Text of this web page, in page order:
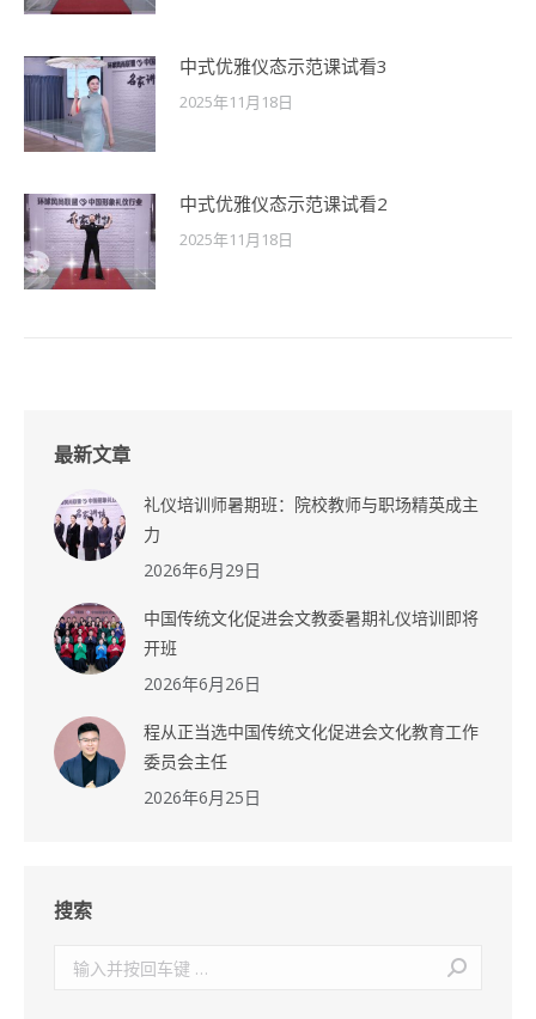
中式优雅仪态示范课试看3
2025年11月18日
中式优雅仪态示范课试看2
2025年11月18日
最新文章
礼仪培训师暑期班：院校教师与职场精英成主
力
2026年6月29日
中国传统文化促进会文教委暑期礼仪培训即将
开班
2026年6月26日
程从正当选中国传统文化促进会文化教育工作
委员会主任
2026年6月25日
搜索